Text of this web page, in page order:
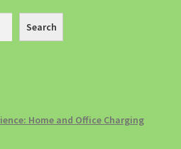
Search
Home and Office Charging